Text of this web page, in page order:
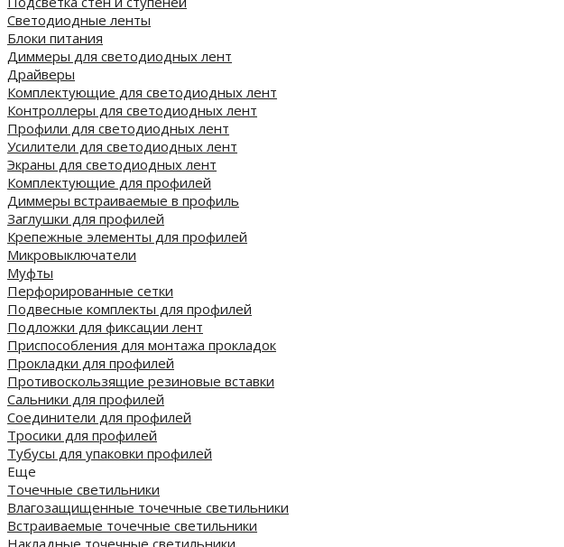
Светодиодные ленты
Блоки питания
Диммеры для светодиодных лент
Драйверы
Комплектующие для светодиодных лент
Контроллеры для светодиодных лент
Профили для светодиодных лент
Усилители для светодиодных лент
Экраны для светодиодных лент
Комплектующие для профилей
Диммеры встраиваемые в профиль
Заглушки для профилей
Крепежные элементы для профилей
Микровыключатели
Муфты
Перфорированные сетки
Подвесные комплекты для профилей
Подложки для фиксации лент
Приспособления для монтажа прокладок
Прокладки для профилей
Противоскользящие резиновые вставки
Сальники для профилей
Соединители для профилей
Тросики для профилей
Тубусы для упаковки профилей
Еще
Точечные светильники
Влагозащищенные точечные светильники
Встраиваемые точечные светильники
Накладные точечные светильники